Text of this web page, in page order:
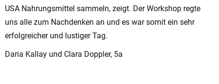
USA Nahrungsmittel sammeln, zeigt. Der Workshop regte
uns alle zum Nachdenken an und es war somit ein sehr
erfolgreicher und lustiger Tag.
Daria Kallay und Clara Doppler, 5a